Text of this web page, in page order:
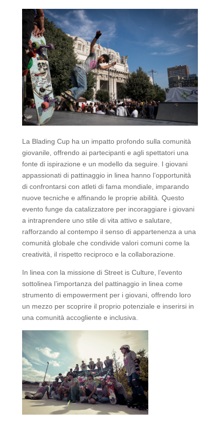
La Blading Cup ha un impatto profondo sulla comunità
giovanile, offrendo ai partecipanti e agli spettatori una
fonte di ispirazione e un modello da seguire. I giovani
appassionati di pattinaggio in linea hanno l’opportunità
di confrontarsi con atleti di fama mondiale, imparando
nuove tecniche e affinando le proprie abilità. Questo
evento funge da catalizzatore per incoraggiare i giovani
a intraprendere uno stile di vita attivo e salutare,
rafforzando al contempo il senso di appartenenza a una
comunità globale che condivide valori comuni come la
creatività, il rispetto reciproco e la collaborazione.
In linea con la missione di Street is Culture, l’evento
sottolinea l’importanza del pattinaggio in linea come
strumento di empowerment per i giovani, offrendo loro
un mezzo per scoprire il proprio potenziale e inserirsi in
una comunità accogliente e inclusiva.